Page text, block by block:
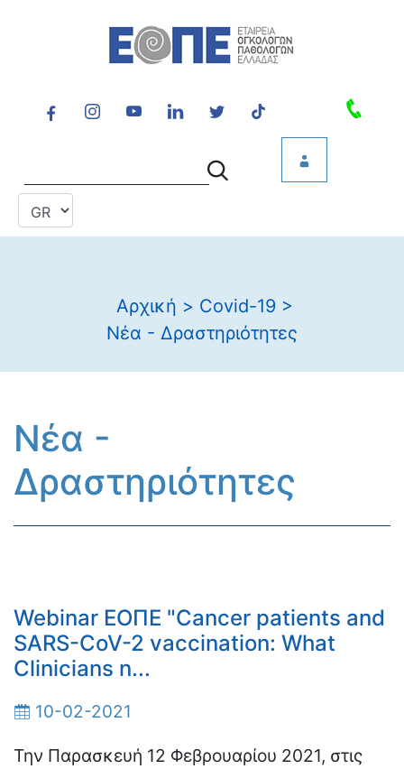
Αρχική > Covid-19 >
Νέα - Δραστηριότητες
Νέα -
Δραστηριότητες
Webinar ΕΟΠΕ "Cancer patients and
SARS-CoV-2 vaccination: What
Clinicians n...
10-02-2021
Την Παρασκευή 12 Φεβρουαρίου 2021, στις